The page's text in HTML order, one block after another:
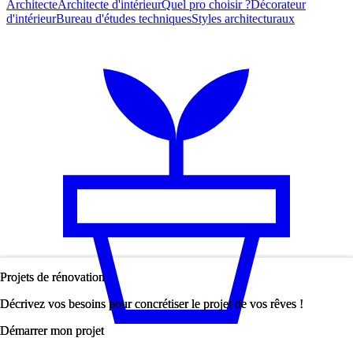
ArchitecteArchitecte d'intérieurQuel pro choisir ?Décorateur
d'intérieurBureau d'études techniquesStyles architecturaux
Projets de rénovation
Décrivez vos besoins pour concrétiser le projet de vos rêves !
Démarrer mon projet
Projets de rénovation
Décrivez vos besoins pour concrétiser le projet de vos rêves !
Démarrer mon projet